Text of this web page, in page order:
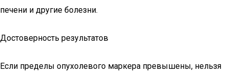
печени и другие болезни.
Достоверность результатов
Если пределы опухолевого маркера превышены, нельзя